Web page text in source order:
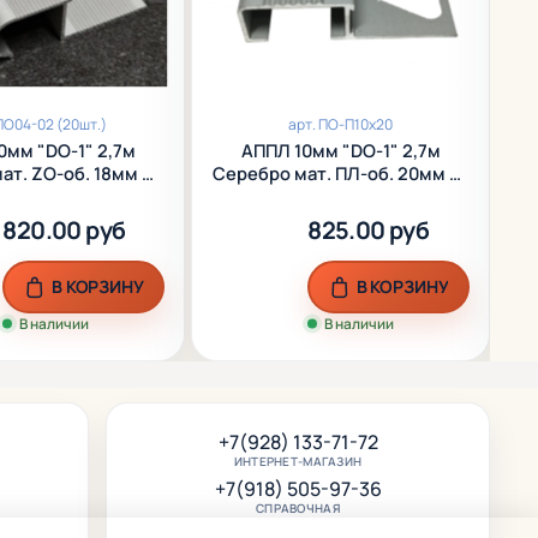
02 (20шт.)
"DO-1" 2,7м
ZО-об. 18мм на
820.00 руб
В наличии
В КОРЗИНУ
арт.ПО-П10х20
АППЛ 10мм "DO-1" 2,7м
Серебро мат. ПЛ-об. 20мм на
825.00 руб
В наличии
В КОРЗИНУ
+7(928) 133-71-72
ИНТЕРНЕТ-МАГАЗИН
+7(918) 505-97-36
СПРАВОЧНАЯ